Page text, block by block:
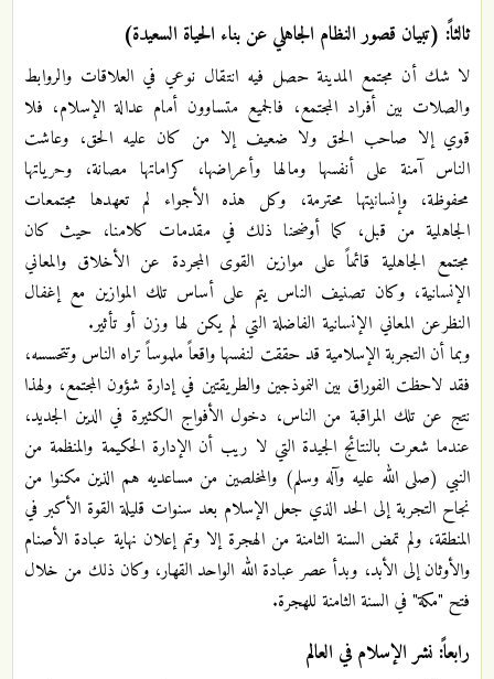
ثالثاً: (تبيان قصور النظام الجاهلي عن بناء الحياة السعيدة)
لا شك أن مجتمع المدينة حصل فيه انتقال نوعي في العلاقات والروابط
والصلات بين أفراد المجتمع، فالجميع متساوون أمام عدالة الإسلام، فلا
قوي إلا صاحب الحق ولا ضعيف إلا من كان عليه الحق، وعاشت
الناس آمنة على أنفسها ومالها وأعراضها، كراماتها مصانة، وحرياتها
محفوظة، وإنسانيتها محترمة، وكل هذه الأجواء لم تعهدها مجتمعات
الجاهلية من قبل، كما أوضحنا ذلك في مقدمات كلامنا، حيث كان
مجتمع الجاهلية قائماً على موازين القوى المجردة عن الأخلاق والمعاني
الإنسانية، وكان تصنيف الناس يتم على أساس تلك الموازين مع إغفال
النظرعن المعاني الإنسانية الفاضلة التي لم يكن لها وزن أو تأثير.
وبما أن التجربة الإسلامية قد حققت لنفسها واقعاً ملموساً تراه الناس وتتحسسه،
فقد لاحظت الفوراق بين النموذجين والطريقتين في إدارة شؤون المجتمع، ولهذا
نتج عن تلك المراقبة من الناس، دخول الأفواج الكثيرة في الدين الجديد،
عندما شعرت بالنتائج الجيدة التي لا ريب أن الإدارة الحكيمة والمنظمة من
النبي (صلى الله عليه وآله وسلم) والمخلصين من مساعديه هم الذين مكنوا من
نجاح التجربة إلى الحد الذي جعل الإسلام بعد سنوات قليلة القوة الأكبر في
المنطقة، ولم تمض السنة الثامنة من الهجرة إلا وتم إعلان نهاية عبادة الأصنام
والأوثان إلى الأبد، وبدأ عصر عبادة الله الواحد القهار، وكان ذلك من خلال
فتح "مكة" في السنة الثامنة للهجرة.
رابعاً: نشر الإسلام في العالم